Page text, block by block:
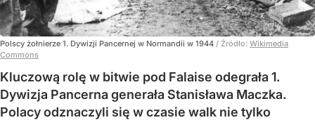
Polscy żołnierze 1. Dywizji Pancernej w Normandii w 1944 / Źródło: Wikimedia
Commons
Kluczową rolę w bitwie pod Falaise odegrała 1.
Dywizja Pancerna generała Stanisława Maczka.
Polacy odznaczyli się w czasie walk nie tylko